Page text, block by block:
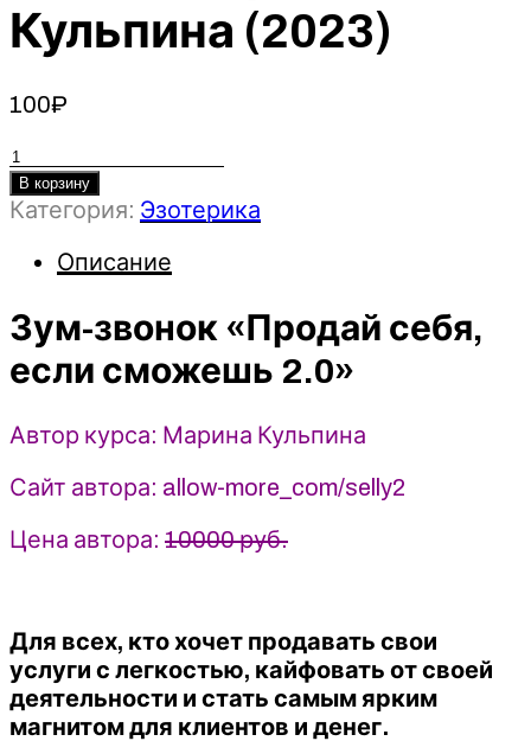
Кульпина (2023)
100₽
Количество
товара
Зум-
«Продай
если
сможешь
2.0»
Марина
(2023)
В корзину
Категория: Эзотерика
Описание
Зум-звонок «Продай себя,
если сможешь 2.0»
Автор курса: Марина Кульпина
Сайт автора: allow-more_com/selly2
Цена автора: 10000 руб.
Для всех, кто хочет продавать свои
услуги с легкостью, кайфовать от своей
деятельности и стать самым ярким
магнитом для клиентов и денег.